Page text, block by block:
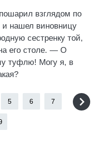
взглядом по
и нашел виновницу
сестренку той,
его столе. — О
туфлю! Могу я, в
5 6 7